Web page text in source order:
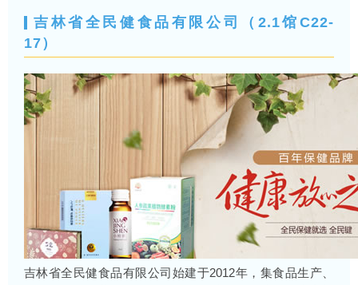
吉林省全民健食品有限公司（2.1馆C22-
17）
吉林省全民健食品有限公司始建于2012年，集食品生产、